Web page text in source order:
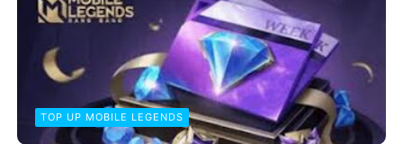
TOP UP MOBILE LEGENDS